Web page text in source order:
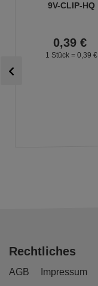
9V-CLIP-HQ
0,39 €
1 Stück = 0, 39 €
Rechtliches
AGB Impressum